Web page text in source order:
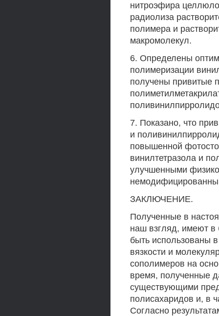
нитроэфира
радиолиза
полимера и
макромолекул.
6. Определены
полимеризации
получены привитые
7. Показано, что
и
повышенной
винилтетразола и
улучшенными
ЗАКЛЮЧЕНИЕ.
Полученные в
наш взгляд, имеют в
быть использованы
вязкости и
сополимеров на
время, полученные
существующими
полисахаридов и, в
Согласно